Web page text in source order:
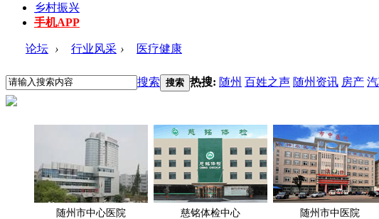
乡村振兴
手机APP
论坛 › 行业风采 › 医疗健康
搜索 搜索 热搜: 随州 百姓之声 随州资讯 房产
随州市中心医院 慈铭体检中心 随州市中医院